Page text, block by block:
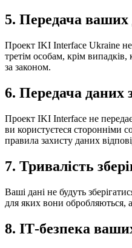
5. Передача ваших
Проект IKI Inter­face Ukraine не
третім особам, крім випадків,
за законом.
6. Передача даних
Проект IKI Inter­face не
ви користуєтеся сторонніми
правила захисту даних
7. Тривалість
Ваші дані не будуть
для яких вони обробляються,
8. ІТ-безпека